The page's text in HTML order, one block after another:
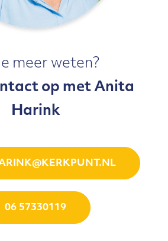
meer weten?
op met Anita
Harink
06 57330119